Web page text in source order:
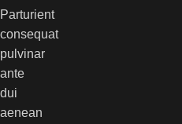
Parturient
consequat
pulvinar
ante
dui
aenean